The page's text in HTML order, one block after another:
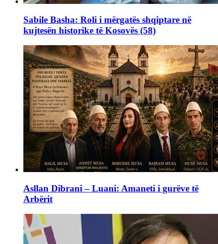
Sabile Basha: Roli i mërgatës shqiptare në
kujtesën historike të Kosovës (58)
Asllan Dibrani – Luani: Amaneti i gurëve të
Arbërit